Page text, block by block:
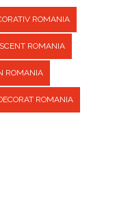
ROMANIA
ROMANIA
ROMANIA
ROMANIA